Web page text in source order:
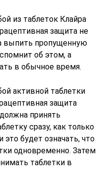
из таблеток Клайра
защита не
выпить пропущенную
об этом, а
в обычное время.
активной таблетки
защита
принять
сразу, как только
будет означать, что
одновременно. Затем
таблетки в